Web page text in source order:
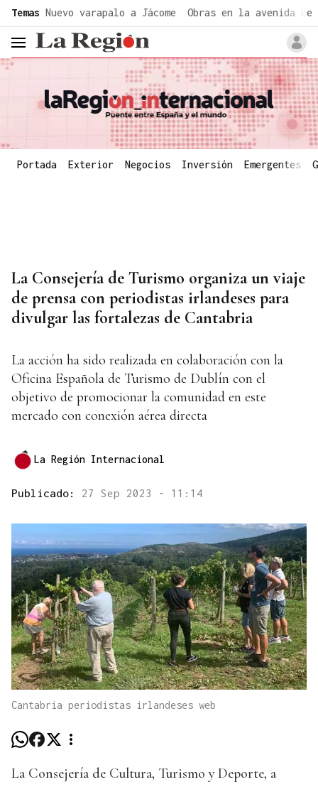
Temas Nuevo varapalo a Jácome Obras en la avenida de
header.menu.open
Portada Exterior Negocios Inversión Emergentes
La Consejería de Turismo organiza un viaje
de prensa con periodistas irlandeses para
divulgar las fortalezas de Cantabria
La acción ha sido realizada en colaboración con la
Oficina Española de Turismo de Dublín con el
objetivo de promocionar la comunidad en este
mercado con conexión aérea directa
La Región Internacional
Publicado: 27 Sep 2023 - 11:14
Cantabria periodistas irlandeses web
La Consejería de Cultura, Turismo y Deporte, a